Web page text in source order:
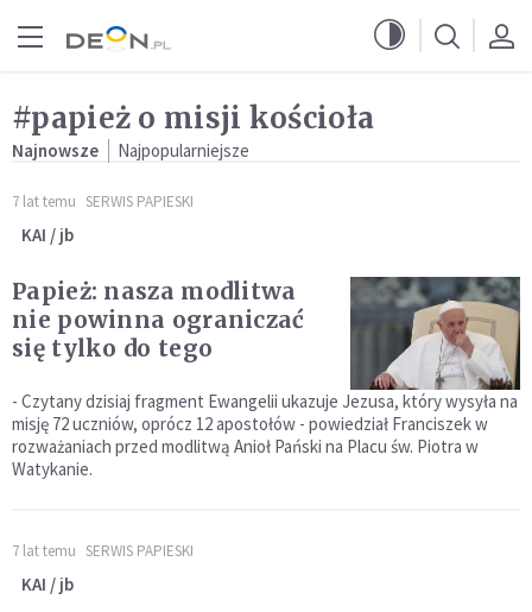
#papież o misji kościoła
Najnowsze Najpopularniejsze
7 lat temu SERWIS PAPIESKI
KAI / jb
Papież: nasza modlitwa
nie powinna ograniczać
się tylko do tego
- Czytany dzisiaj fragment Ewangelii ukazuje Jezusa, który wysyła na
misję 72 uczniów, oprócz 12 apostołów - powiedział Franciszek w
rozważaniach przed modlitwą Anioł Pański na Placu św. Piotra w
Watykanie.
7 lat temu SERWIS PAPIESKI
KAI / jb